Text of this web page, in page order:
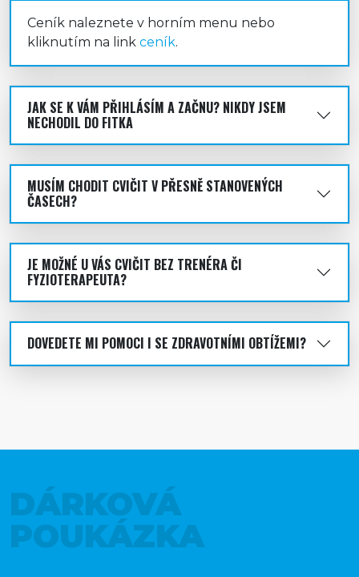
Ceník naleznete v horním menu nebo
kliknutím na link ceník.
JAK SE K VÁM PŘIHLÁSÍM A ZAČNU? NIKDY JSEM
NECHODIL DO FITKA
MUSÍM CHODIT CVIČIT V PŘESNĚ STANOVENÝCH
ČASECH?
JE MOŽNÉ U VÁS CVIČIT BEZ TRENÉRA ČI
FYZIOTERAPEUTA?
DOVEDETE MI POMOCI I SE ZDRAVOTNÍMI OBTÍŽEMI?
DÁRKOVÁ
POUKÁZKA